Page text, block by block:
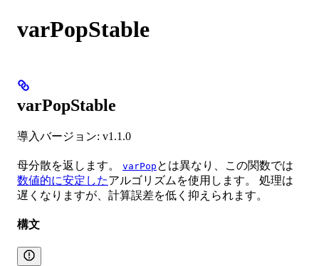
varPopStable
varPopStable
導入バージョン: v1.1.0
母分散を返します。 varPop とは異なり、この関数では
数値的に安定したアルゴリズムを使用します。 処理は
遅くなりますが、計算誤差を低く抑えられます。
構文